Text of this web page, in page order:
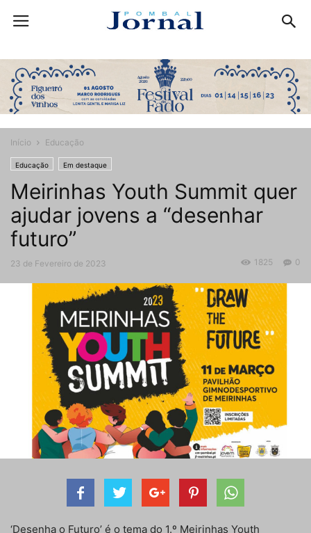
Início Educação
Educação Em destaque
Meirinhas Youth Summit quer
ajudar jovens a “desenhar
futuro”
23 de Fevereiro de 2023 0
1825
‘Desenha o Futuro’ é o tema do 1.º Meirinhas Youth